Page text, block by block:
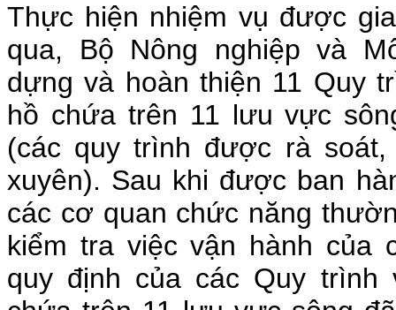
Thực hiện nhiệm vụ được
qua, Bộ Nông nghiệp và
dựng và hoàn thiện 11 Quy
hồ chứa trên 11 lưu vực
(các quy trình được rà
xuyên). Sau khi được ban
các cơ quan chức năng
kiểm tra việc vận hành của
quy định của các Quy trình